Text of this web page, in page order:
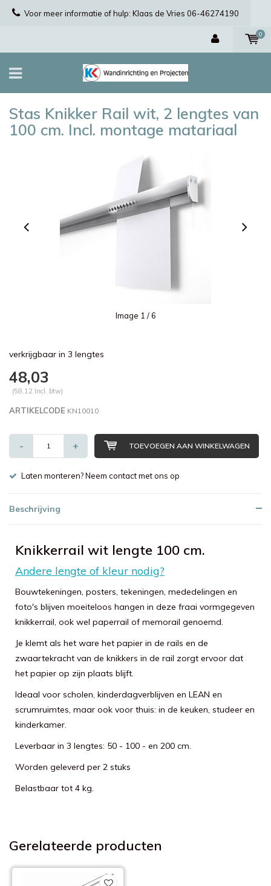
Voor meer informatie of hulp: Klaas de Vries 06-46274190
0
Stas Knikker Rail wit, 2 lengtes van
100 cm. Incl. montage matariaal
Image 1 / 6
verkrijgbaar in 3 lengtes
48,03
(58,12 Incl. btw)
ARTIKELCODE KN10010
- + TOEVOEGEN AAN WINKELWAGEN
Laten monteren? Neem contact met ons op
Beschrijving
Knikkerrail wit lengte 100 cm.
Andere lengte of kleur nodig?
Bouwtekeningen, posters, tekeningen, mededelingen en
foto's blijven moeiteloos hangen in deze fraai vormgegeven
knikkerrail, ook wel paperrail of memorail genoemd.
Je klemt als het ware het papier in de rails en de
zwaartekracht van de knikkers in de rail zorgt ervoor dat
het papier op zijn plaats blijft.
Ideaal voor scholen, kinderdagverblijven en LEAN en
scrumruimtes, maar ook voor thuis: in de keuken, studeer en
kinderkamer.
Leverbaar in 3 lengtes: 50 - 100 - en 200 cm.
Worden geleverd per 2 stuks
Belastbaar tot 4 kg.
Gerelateerde producten